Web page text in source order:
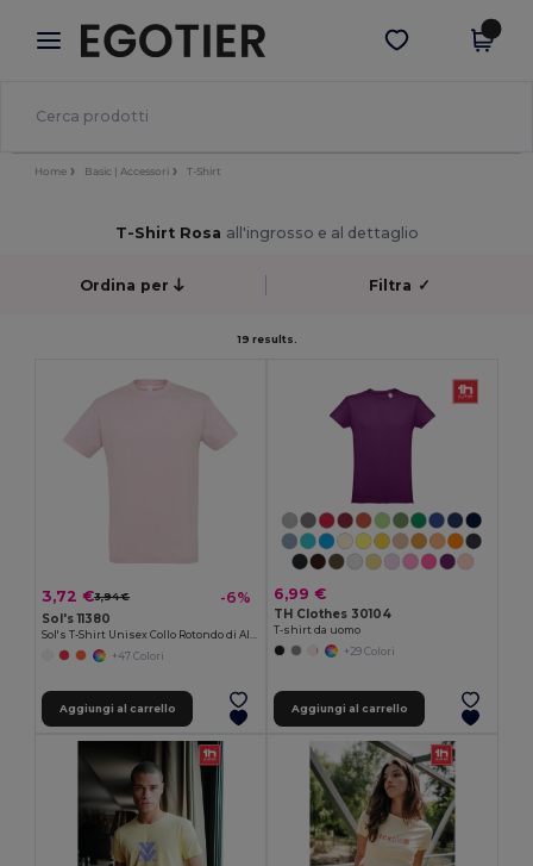
× App Egotier
Prezzi migliori sull'app!
Scarica app
Home Basic | Accessori T-Shirt
T-Shirt Rosa all'ingrosso e al dettaglio
Ordina per Filtra ✓
19 results.
3,72 €3,94 € -6%
Sol's 11380
Sol's T-Shirt Unisex Collo Rotondo di Alta Qualità
+47 Colori
Aggiungi al carrello
6,99 €
TH Clothes 30104
T-shirt da uomo
+29 Colori
Aggiungi al carrello